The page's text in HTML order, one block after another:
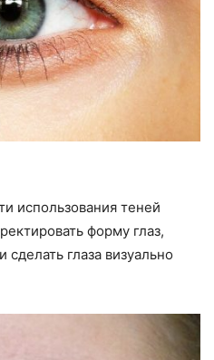
использования теней
форму глаз,
сделать глаза визуально